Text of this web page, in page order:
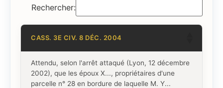
Rechercher:
CASS. 3E CIV. 8 DÉC. 2004
Attendu, selon l'arrêt attaqué (Lyon, 12 décembre
2002), que les époux X..., propriétaires d'une
parcelle n° 28 en bordure de laquelle M. Y...